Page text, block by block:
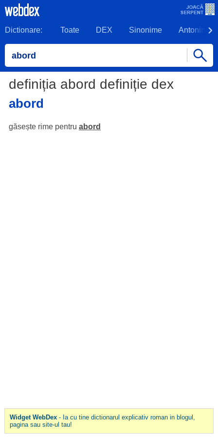
Dictionare: Toate DEX Sinonime Antonime
definiția abord definiție dex
abord
găsește rime pentru abord
Widget WebDex- Ia cu tine dictionarul explicativ roman in blogul,
pagina sau site-ul tau!